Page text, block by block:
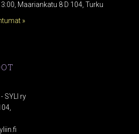
Maariankatu 8 D 104, Turku
»
SYLI ry